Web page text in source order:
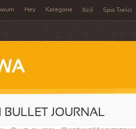
Hey Kategorie Król Spis Treści
BULLET JOURNAL